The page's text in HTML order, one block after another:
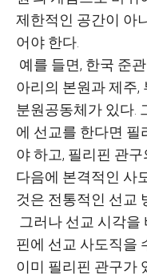
제한적인 공간이 아
어야 한다.
예를 들면, 한국 준
아리의 본원과 제주,
분원공동체가 있다.
에 선교를 한다면 필
야 하고, 필리핀 관
다음에 본격적인 사
것은 전통적인 선교
그러나 선교 시각을
핀에 선교 사도직을
이미 필리핀 관구가